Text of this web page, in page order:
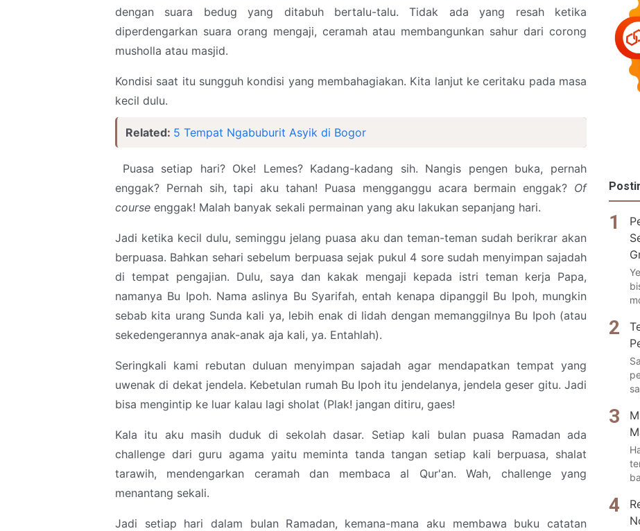
dengan suara bedug yang ditabuh bertalu-talu. Tidak ada yang resah ketika
diperdengarkan suara orang mengaji, ceramah atau membangunkan sahur dari corong
musholla atau masjid.
Kondisi saat itu sungguh kondisi yang membahagiakan. Kita lanjut ke ceritaku pada masa
kecil dulu.
Related: 5 Tempat Ngabuburit Asyik di Bogor
Puasa setiap hari? Oke! Lemes? Kadang-kadang sih. Nangis pengen buka, pernah
enggak? Pernah sih, tapi aku tahan! Puasa mengganggu acara bermain enggak? Of
course enggak! Malah banyak sekali permainan yang aku lakukan sepanjang hari.
Jadi ketika kecil dulu, seminggu jelang puasa aku dan teman-teman sudah berikrar akan
berpuasa. Bahkan sehari sebelum berpuasa sejak pukul 4 sore sudah menyimpan sajadah
di tempat pengajian. Dulu, saya dan kakak mengaji kepada istri teman kerja Papa,
namanya Bu Ipoh. Nama aslinya Bu Syarifah, entah kenapa dipanggil Bu Ipoh, mungkin
sebab kita urang Sunda kali ya, lebih enak di lidah dengan memanggilnya Bu Ipoh (atau
sekedengerannya anak-anak aja kali, ya. Entahlah).
Seringkali kami rebutan duluan menyimpan sajadah agar mendapatkan tempat yang
uwenak di dekat jendela. Kebetulan rumah Bu Ipoh itu jendelanya, jendela geser gitu. Jadi
bisa mengintip ke luar kalau lagi sholat (Plak! jangan ditiru, gaes!
Kala itu aku masih duduk di sekolah dasar. Setiap kali bulan puasa Ramadan ada
challenge dari guru agama yaitu meminta tanda tangan setiap kali berpuasa, shalat
tarawih, mendengarkan ceramah dan membaca al Qur'an. Wah, challenge yang
menantang sekali.
Jadi setiap hari dalam bulan Ramadan, kemana-mana aku membawa buku catatan